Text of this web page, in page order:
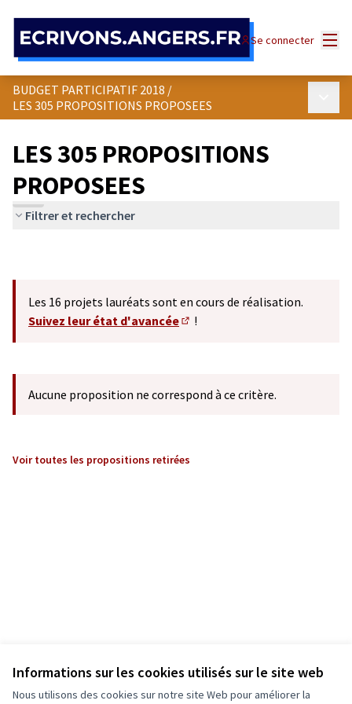
Informations sur les cookies utilisés sur le site web
Nous utilisons des cookies sur notre site Web pour améliorer la
Se connecter
BUDGET PARTICIPATIF 2018 /
LES 305 PROPOSITIONS PROPOSEES
LES 305 PROPOSITIONS
PROPOSEES
Filtrer et rechercher
Les 16 projets lauréats sont en cours de réalisation.
Suivez leur état d'avancée
!
Aucune proposition ne correspond à ce critère.
Voir toutes les propositions retirées